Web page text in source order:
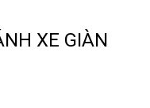
XE GIÀN